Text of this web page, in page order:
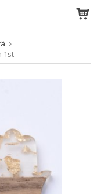
1st